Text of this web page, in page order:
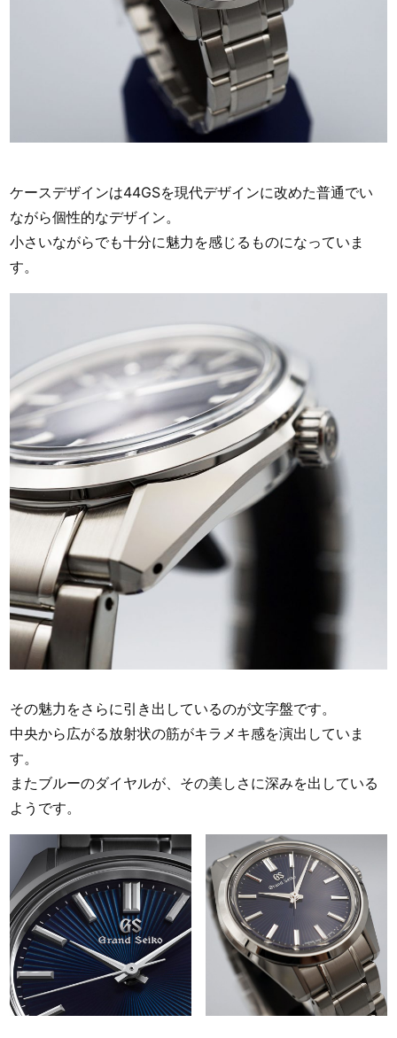
ケースデザインは44GSを現代デザインに改めた普通でい
ながら個性的なデザイン。
小さいながらでも十分に魅力を感じるものになっていま
す。
その魅力をさらに引き出しているのが文字盤です。
中央から広がる放射状の筋がキラメキ感を演出していま
す。
またブルーのダイヤルが、その美しさに深みを出している
ようです。